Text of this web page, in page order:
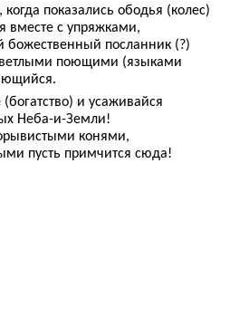
показались ободья (колес)
вместе с упряжками,
божественный посланник (?)
поющими (языками
и усаживайся
Неба-и-Земли!
конями,
пусть примчится сюда!